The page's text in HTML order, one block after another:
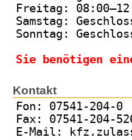
Freitag:
Samstag:
Sonntag:
Sie benötigen
Kontakt
Fon: 07541-204-0
Fax: 07541-204-
E-Mail: